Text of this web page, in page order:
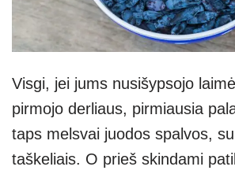
Visgi, jei jums nusišypsojo
pirmojo derliaus, pirmiausia
taps melsvai juodos spalvos,
taškeliais. O prieš skindami